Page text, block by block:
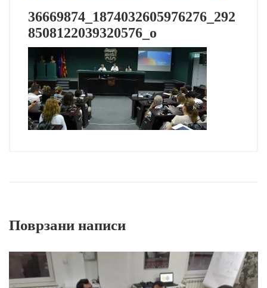
36669874_1874032605976276_292
8508122039320576_o
Поврзани написи